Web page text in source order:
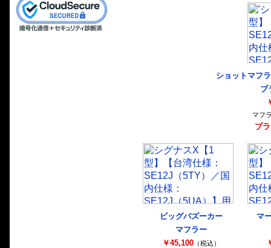
ショットマフ
ブ
マフ
プ
ビッグバズーカー
マフラー
￥45,100 （税込）
マ